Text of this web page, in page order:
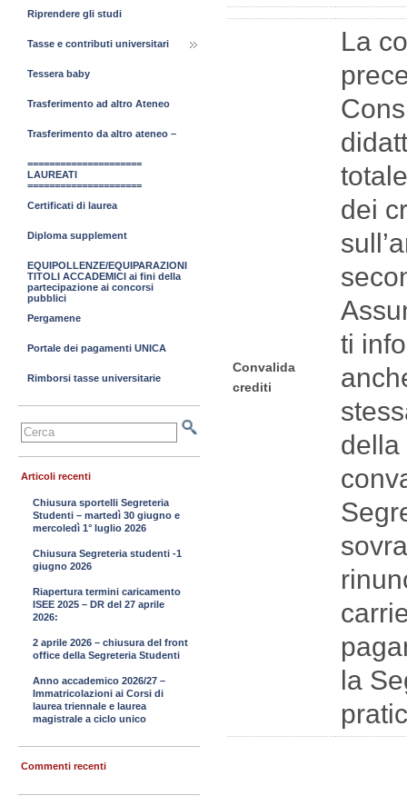
Convalida
crediti
La
dei
ti
della
la
Riprendere gli studi
Tasse e contributi universitari
Tessera baby
Trasferimento ad altro Ateneo
Trasferimento da altro ateneo –
=====================
LAUREATI
=====================
Certificati di laurea
Diploma supplement
EQUIPOLLENZE/EQUIPARAZIONI
TITOLI ACCADEMICI ai fini della
partecipazione ai concorsi
pubblici
Pergamene
Portale dei pagamenti UNICA
Rimborsi tasse universitarie
Articoli recenti
Chiusura sportelli Segreteria
Studenti – martedì 30 giugno e
mercoledì 1° luglio 2026
Chiusura Segreteria studenti -1
giugno 2026
Riapertura termini caricamento
ISEE 2025 – DR del 27 aprile
2026:
2 aprile 2026 – chiusura del front
office della Segreteria Studenti
Anno accademico 2026/27 –
Immatricolazioni ai Corsi di
laurea triennale e laurea
magistrale a ciclo unico
Commenti recenti